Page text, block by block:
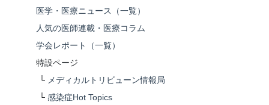
医学・医療ニュース（一覧）
人気の医師連載・医療コラム
学会レポート（一覧）
特設ページ
└ メディカルトリビューン情報局
└ 感染症Hot Topics